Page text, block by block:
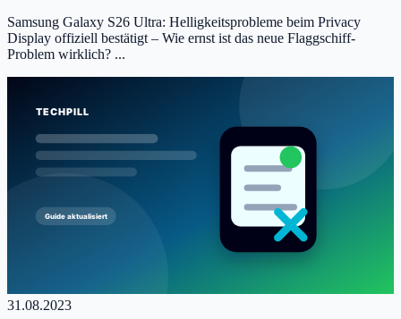
Samsung Galaxy S26 Ultra: Helligkeitsprobleme beim Privacy
Display offiziell bestätigt – Wie ernst ist das neue Flaggschiff-
Problem wirklich? ...
31.08.2023